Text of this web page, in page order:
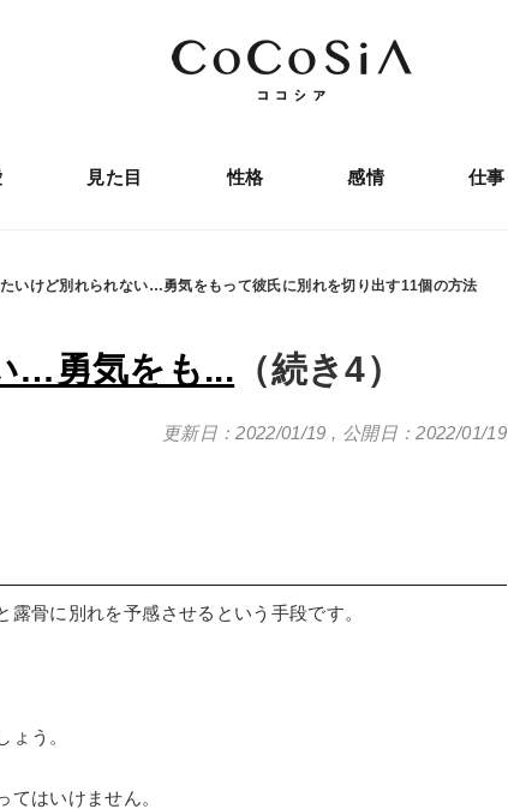
見た目 性格 感情 仕事
いけど別れられない…勇気をもって彼氏に別れを切り出す11個の方法
…勇気をも... （続き4）
更新日：2022/01/19 , 公開日：2022/01/19
骨に別れを予感させるという手段です。
う。
はいけません。